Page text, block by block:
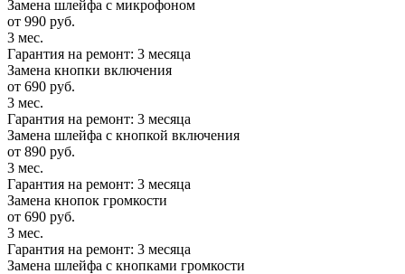
Замена шлейфа с микрофоном
от 990 руб.
3 мес.
Гарантия на ремонт: 3 месяца
Замена кнопки включения
от 690 руб.
3 мес.
Гарантия на ремонт: 3 месяца
Замена шлейфа с кнопкой включения
от 890 руб.
3 мес.
Гарантия на ремонт: 3 месяца
Замена кнопок громкости
от 690 руб.
3 мес.
Гарантия на ремонт: 3 месяца
Замена шлейфа с кнопками громкости